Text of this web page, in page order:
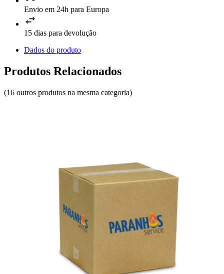
Envio em 24h para Europa
15 dias para devolução
Dados do produto
Produtos Relacionados
(16 outros produtos na mesma categoria)